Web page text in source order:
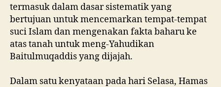
termasuk dalam dasar sistematik yang
bertujuan untuk mencemarkan tempat-tempat
suci Islam dan mengenakan fakta baharu ke
atas tanah untuk meng-Yahudikan
Baitulmuqaddis yang dijajah.
Dalam satu kenyataan pada hari Selasa, Hamas